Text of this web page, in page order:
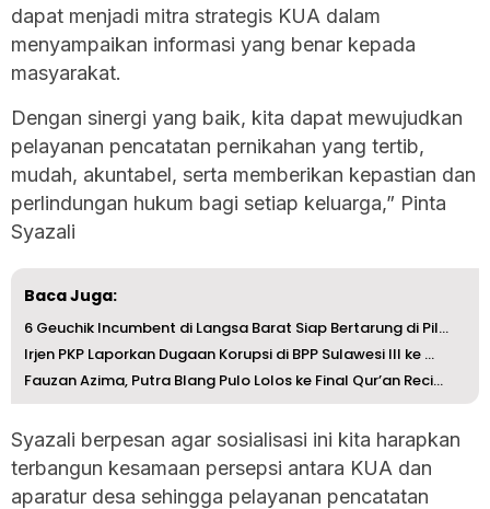
dapat menjadi mitra strategis KUA dalam
menyampaikan informasi yang benar kepada
masyarakat.
Dengan sinergi yang baik, kita dapat mewujudkan
pelayanan pencatatan pernikahan yang tertib,
mudah, akuntabel, serta memberikan kepastian dan
perlindungan hukum bagi setiap keluarga,” Pinta
Syazali
Baca Juga:
6 Geuchik Incumbent di Langsa Barat Siap Bertarung di Pil...
Irjen PKP Laporkan Dugaan Korupsi di BPP Sulawesi III ke ...
Fauzan Azima, Putra Blang Pulo Lolos ke Final Qur’an Reci...
Syazali berpesan agar sosialisasi ini kita harapkan
terbangun kesamaan persepsi antara KUA dan
aparatur desa sehingga pelayanan pencatatan